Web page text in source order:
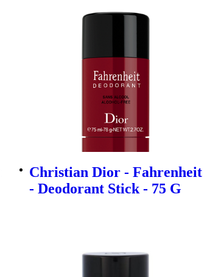
Christian Dior - Fahrenheit
- Deodorant Stick - 75 G